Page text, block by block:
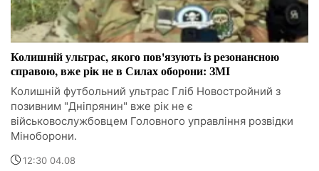
Колишній ультрас, якого пов'язують із резонансною
справою, вже рік не в Силах оборони: ЗМІ
Колишній футбольний ультрас Гліб Новостройний з
позивним "Дніпрянин" вже рік не є
військовослужбовцем Головного управління розвідки
Міноборони.
12:30 04.08